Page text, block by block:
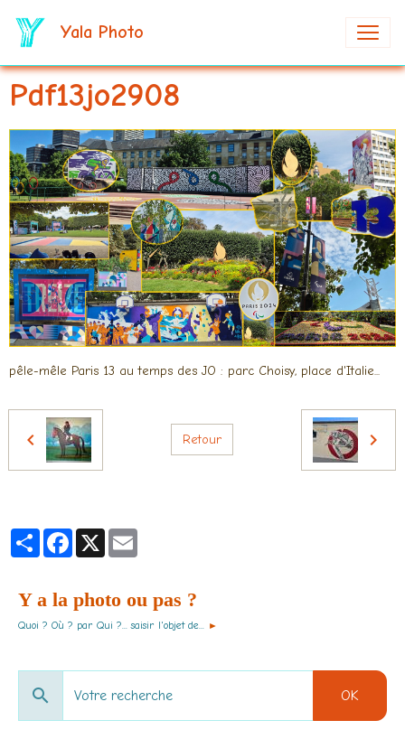
Yala Photo
Pdf13jo2908
pêle-mêle Paris 13 au temps des JO : parc Choisy, place d'Italie...
Retour
PartagerFacebook
X
Y a la photo ou pas ?
Quoi ? Où ? par Qui ?... saisir l'objet de... ►
OK